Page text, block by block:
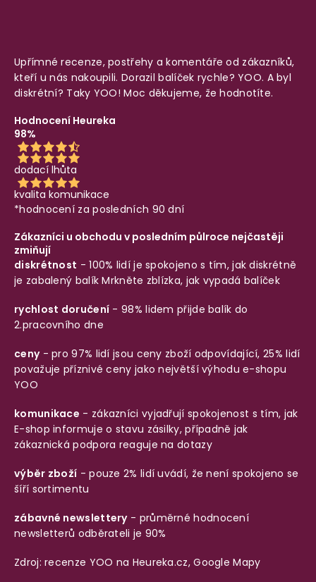
Upřímné recenze, postřehy a komentáře od zákazníků,
kteří u nás nakoupili. Dorazil balíček rychle? YOO. A byl
diskrétní? Taky YOO! Moc děkujeme, že hodnotíte.
Hodnocení Heureka
98%
dodací lhůta
kvalita komunikace
*hodnocení za posledních 90 dní
Zákazníci u obchodu v posledním půlroce nejčastěji
zmiňují
diskrétnost - 100% lidí je spokojeno s tím, jak diskrétně
je zabalený balíkMrkněte zblízka, jak vypadá balíček
rychlost doručení - 98% lidem přijde balík do
2.pracovního dne
ceny- pro 97% lidí jsou ceny zboží odpovídající, 25% lidí
považuje příznivé ceny jako největší výhodu e-shopu
YOO
komunikace - zákazníci vyjadřují spokojenost s tím, jak
E-shop informuje o stavu zásilky, případně jak
zákaznická podpora reaguje na dotazy
výběr zboží - pouze 2% lidí uvádí, že není spokojeno se
šíří sortimentu
zábavné newslettery- průměrné hodnocení
newsletterů odběrateli je 90%
Zdroj: recenze YOO na Heureka.cz,Google Mapy